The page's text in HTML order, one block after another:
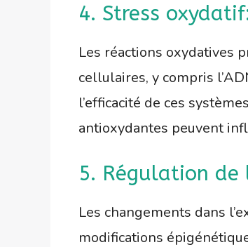
4. Stress
Les réactions oxydatives
cellulaires, y compris
l’efficacité de ces
antioxydantes peuvent
5. Régulation de
Les changements dans
modifications